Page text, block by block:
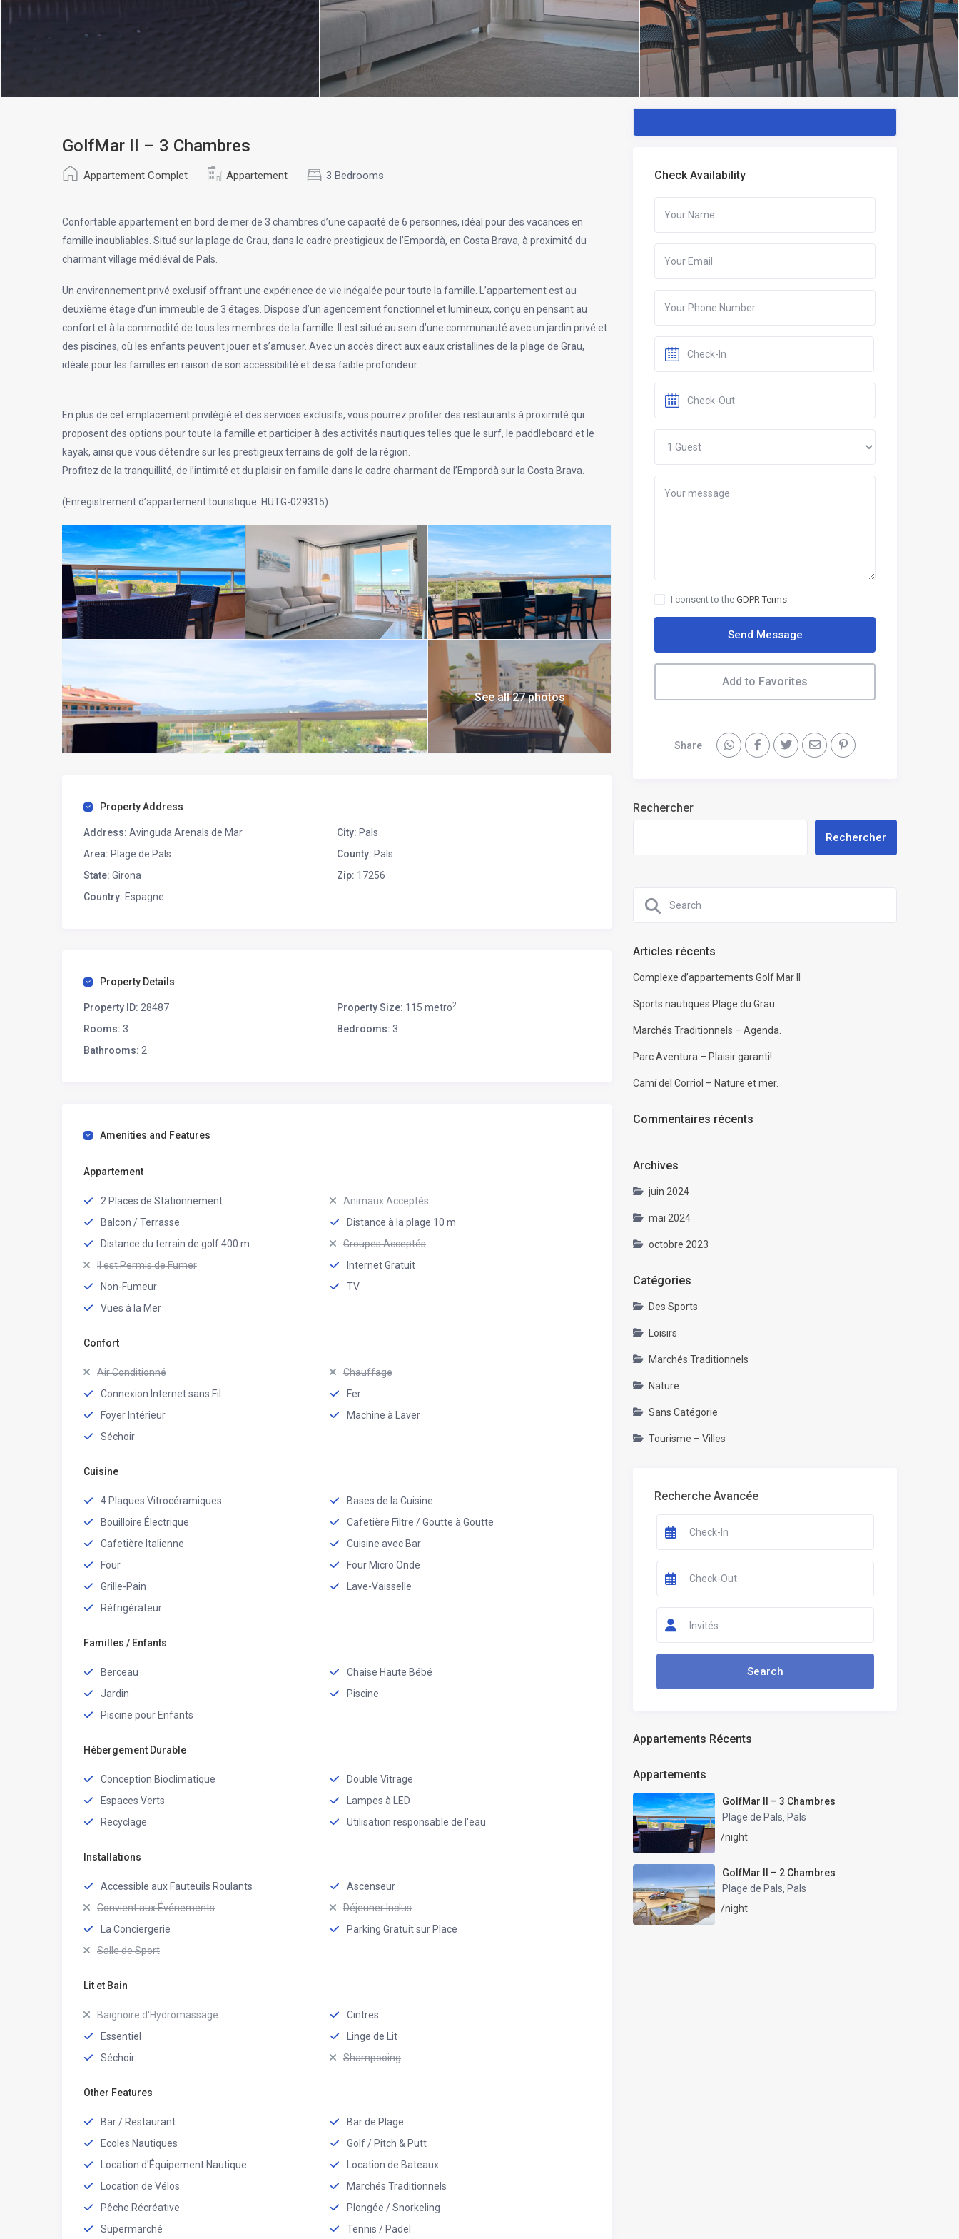
GolfMar II – 3 Chambres
Appartement Complet Appartement 3 Bedrooms
Confortable appartementen bord de merde 3 chambres d’une capacité de 6 personnes, idéal pour des vacances en
famille inoubliables. Situé sur la plage de Grau, dans le cadre prestigieux de l’Empordà, en Costa Brava, à proximité du
charmant village médiéval de Pals.
Un environnement privé exclusif offrant une expérience de vie inégalée pour toute la famille.
L’appartement est au
deuxième étage d’un immeuble de 3 étages . Dispose d’un agencement fonctionnel et lumineux, conçu en pensant au
confort et à la commodité de tous les membres de la famille. Il est situé au sein d’une communauté avec un jardin privé et
des piscines, où les enfants peuvent jouer et s’amuser. Avec un accès direct aux eaux cristallines de la plage de Grau,
idéale pour les familles en raison de son accessibilité et de sa faible profondeur.
En plus de cet emplacement privilégié et des services exclusifs, vous pourrez profiter des restaurants à proximité qui
proposent des options pour toute la famille et participer à des activités nautiques telles que le surf, le paddleboard et le
kayak, ainsi que vous détendre sur les prestigieux terrains de golf de la région.
Profitez de la tranquillité, de l’intimité et du plaisir en famille dans le cadre charmant de l’Empordà sur la Costa Brava.
(Enregistrement d’appartement touristique: HUTG-029315)
See all 27 photos
Property Address
Address: Avinguda Arenals de Mar City: Pals
Area: Plage de Pals County: Pals
State: Girona Zip: 17256
Country: Espagne
Property Details
Property ID: 28487 Property Size: 115 metro2
Rooms: 3 Bedrooms: 3
Bathrooms: 2
Amenities and Features
Appartement
2 Places de Stationnement
Animaux Acceptés
Balcon / Terrasse
Distance à la plage 10 m
Distance du terrain de golf 400 m
Groupes Acceptés
Il est Permis de Fumer
Internet Gratuit
Non-Fumeur
TV
Vues à la Mer
Confort
Air Conditionné
Chauffage
Connexion Internet sans Fil
Fer
Foyer Intérieur
Machine à Laver
Séchoir
Cuisine
4 Plaques Vitrocéramiques
Bases de la Cuisine
Bouilloire Électrique
Cafetière Filtre / Goutte à Goutte
Cafetière Italienne
Cuisine avec Bar
Four
Four Micro Onde
Grille-Pain
Lave-Vaisselle
Réfrigérateur
Familles / Enfants
Berceau
Chaise Haute Bébé
Jardin
Piscine
Piscine pour Enfants
Hébergement Durable
Conception Bioclimatique
Double Vitrage
Espaces Verts
Lampes à LED
Recyclage
Utilisation responsable de l'eau
Installations
Accessible aux Fauteuils Roulants
Ascenseur
Convient aux Événements
Déjeuner Inclus
La Conciergerie
Parking Gratuit sur Place
Salle de Sport
Lit et Bain
Baignoire d'Hydromassage
Cintres
Essentiel
Linge de Lit
Séchoir
Shampooing
Other Features
Bar / Restaurant
Bar de Plage
Ecoles Nautiques
Golf / Pitch & Putt
Location d'Équipement Nautique
Location de Bateaux
Location de Vélos
Marchés Traditionnels
Pêche Récréative
Plongée / Snorkeling
Supermarché
Tennis / Padel
Check Availability
I consent to the GDPR Terms
Send Message
Add to Favorites
Share
Rechercher
Rechercher
Articles récents
Complexe d’appartements Golf Mar II
Sports nautiques Plage du Grau
Marchés Traditionnels – Agenda.
Parc Aventura – Plaisir garanti!
Camí del Corriol – Nature et mer.
Commentaires récents
Archives
juin 2024
mai 2024
octobre 2023
Catégories
Des Sports
Loisirs
Marchés Traditionnels
Nature
Sans Catégorie
Tourisme – Villes
Recherche Avancée
Invités
Appartements Récents
Appartements
GolfMar II – 3 Chambres
Plage de Pals, Pals
/night
GolfMar II – 2 Chambres
Plage de Pals, Pals
/night